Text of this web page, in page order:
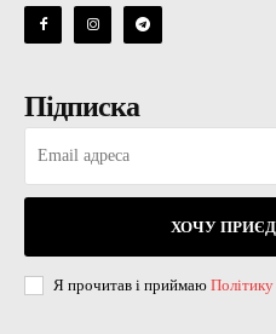
Підписка
ХОЧУ
Я прочитав і приймаю Політику